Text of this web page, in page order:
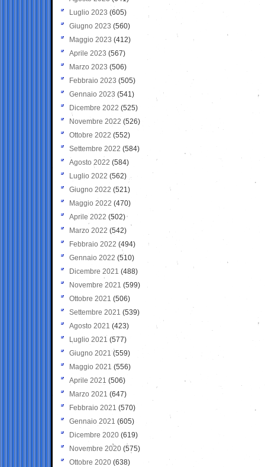
Luglio 2023 (605)
Giugno 2023 (560)
Maggio 2023 (412)
Aprile 2023 (567)
Marzo 2023 (506)
Febbraio 2023 (505)
Gennaio 2023 (541)
Dicembre 2022 (525)
Novembre 2022 (526)
Ottobre 2022 (552)
Settembre 2022 (584)
Agosto 2022 (584)
Luglio 2022 (562)
Giugno 2022 (521)
Maggio 2022 (470)
Aprile 2022 (502)
Marzo 2022 (542)
Febbraio 2022 (494)
Gennaio 2022 (510)
Dicembre 2021 (488)
Novembre 2021 (599)
Ottobre 2021 (506)
Settembre 2021 (539)
Agosto 2021 (423)
Luglio 2021 (577)
Giugno 2021(559)
Maggio 2021 (556)
Aprile 2021 (506)
Marzo 2021 (647)
Febbraio 2021 (570)
Gennaio 2021 (605)
Dicembre 2020 (619)
Novembre 2020 (575)
Ottobre 2020 (638)